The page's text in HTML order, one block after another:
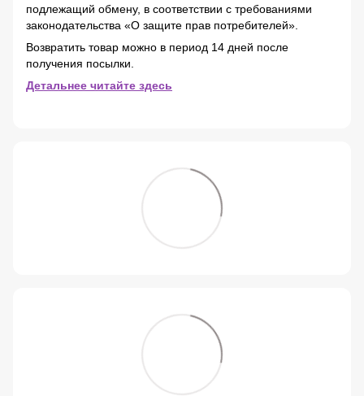
подлежащий обмену, в соответствии с требованиями
законодательства «О защите прав потребителей».
Возвратить товар можно в период 14 дней после
получения посылки.
Детальнее читайте здесь